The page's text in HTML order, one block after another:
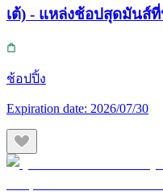
เต้) - แหล่งช้อปสุดมันส์
ช้อปปิ้ง
Expiration date: 2026/07/30